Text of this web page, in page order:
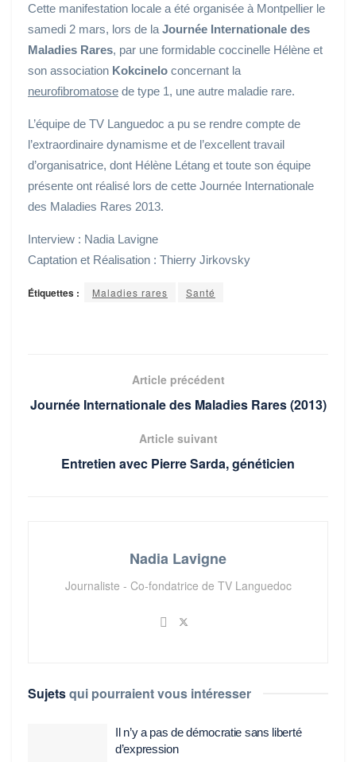
Cette manifestation locale a été organisée à Montpellier le
samedi 2 mars, lors de la Journée Internationale des
Maladies Rares, par une formidable coccinelle Hélène et
son association Kokcinelo concernant la
neurofibromatose de type 1, une autre maladie rare.
L’équipe de TV Languedoc a pu se rendre compte de
l’extraordinaire dynamisme et de l’excellent travail
d’organisatrice, dont Hélène Létang et toute son équipe
présente ont réalisé lors de cette Journée Internationale
des Maladies Rares 2013.
Interview : Nadia Lavigne
Captation et Réalisation : Thierry Jirkovsky
Étiquettes : Maladies rares Santé
Article précédent
Journée Internationale des Maladies Rares (2013)
Article suivant
Entretien avec Pierre Sarda, généticien
Nadia Lavigne
Journaliste - Co-fondatrice de TV Languedoc
Sujetsqui pourraient vous intéresser
Il n’y a pas de démocratie sans liberté
d’expression